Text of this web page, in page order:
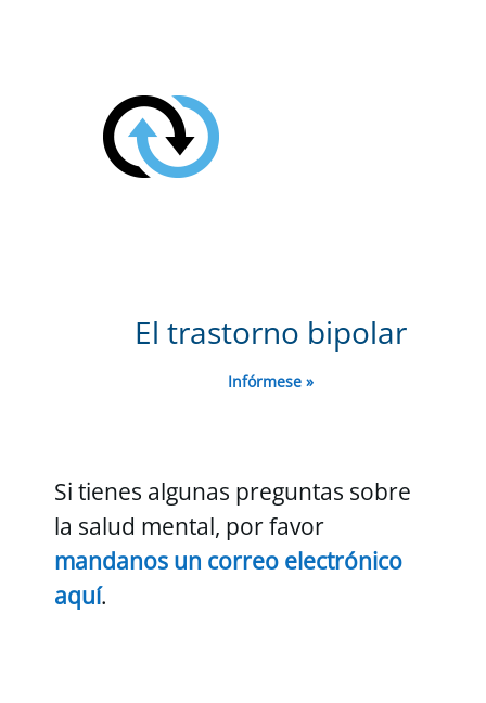
El trastorno bipolar
Infórmese »
Si tienes algunas preguntas sobre
la salud mental, por favor
mandanos un correo electrónico
aquí.